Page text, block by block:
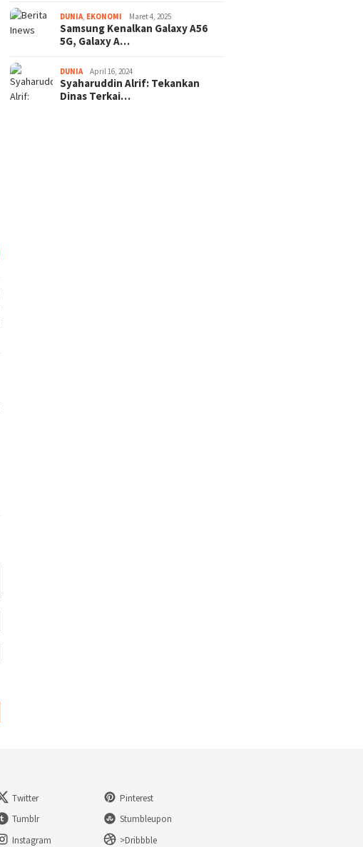
DUNIA, EKONOMI Maret 4, 2025
Samsung Kenalkan Galaxy A56
5G, Galaxy A…
DUNIA April 16, 2024
Syaharuddin Alrif: Tekankan
Dinas Terkai…
Twitter
Pinterest
Tumblr
Stumbleupon
Instagram >Dribbble